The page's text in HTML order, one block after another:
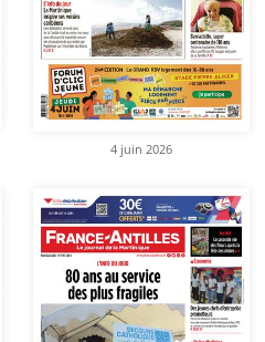
4 juin 2026